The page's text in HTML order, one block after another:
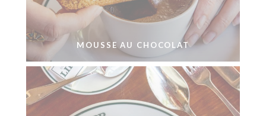
MOUSSE AU CHOCOLAT